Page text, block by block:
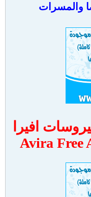
والمسرات
افيرا
Avira Free